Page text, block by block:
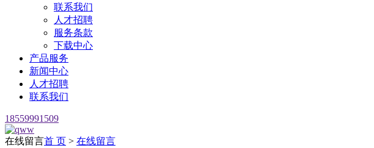
联系我们
人才招聘
服务条款
下载中心
产品服务
新闻中心
人才招聘
联系我们
18559991509
在线留言首 页 > 在线留言